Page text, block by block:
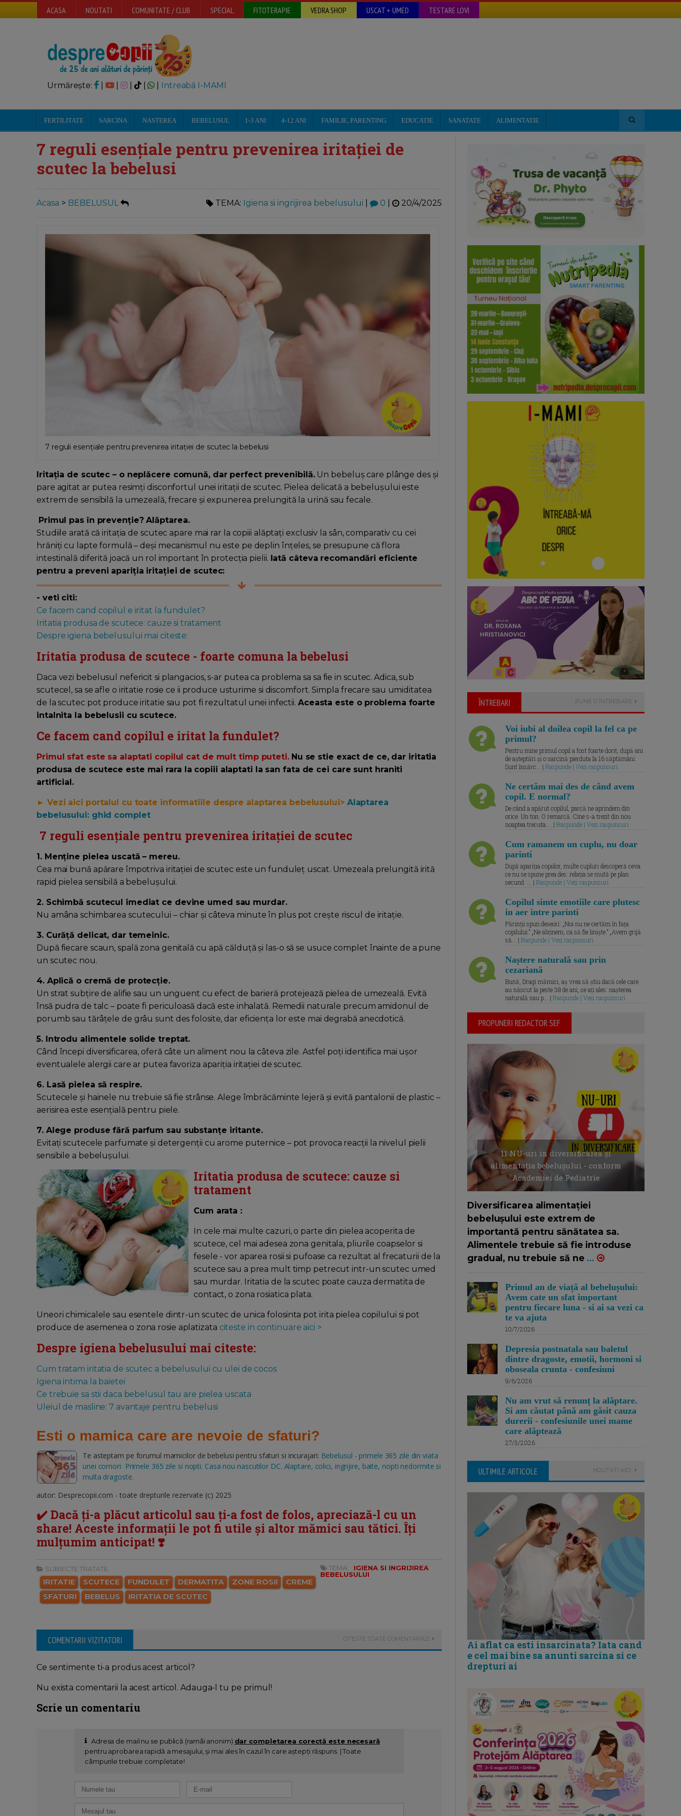
ACASA NOUTATI COMUNITATE / CLUB SPECIAL FITOTERAPIE VEDRA SHOP USCAT + UMED TESTARE LOVI
Urmărește: | | Intreabă I-MAMI
FERTILITATE SARCINA NASTEREA BEBELUSUL 1-3 ANI 4-12 ANI FAMILIE, PARENTING EDUCATIE SANATATE ALIMENTATIE
7 reguli esențiale pentru prevenirea iritației de
scutec la bebelusi
Acasa > BEBELUSUL TEMA: Igiena si ingrijirea bebelusului 0 20/4/2025
7 reguli esențiale pentru prevenirea iritației de scutec la bebelusi
Iritația de scutec – o neplăcere comună, dar perfect prevenibilă.Un bebeluș care plânge des și
pare agitat ar putea resimți disconfortul unei iritații de scutec. Pielea delicată a bebelușului este
extrem de sensibilă la umezeală, frecare și expunerea prelungită la urină sau fecale.
Primul pas în prevenție? Alăptarea.
Studiile arată că iritația de scutec apare mai rar la copiii alăptați exclusiv la sân, comparativ cu cei
hrăniți cu lapte formulă – deși mecanismul nu este pe deplin înțeles, se presupune că flora
intestinală diferită joacă un rol important în protecția pielii. Iată câteva recomandări eficiente
pentru a preveni apariția iritației de scutec:
- veti citi:
Ce facem cand copilul e iritat la fundulet?
Iritatia produsa de scutece: cauze si tratament
Despre igiena bebelusului mai citeste:
Iritatia produsa de scutece - foarte comuna la bebelusi
Daca vezi bebelusul nefericit si plangacios, s-ar putea ca problema sa sa fie in scutec. Adica, sub
scutecel, sa se afle o iritatie rosie ce ii produce usturime si discomfort. Simpla frecare sau umiditatea
de la scutec pot produce iritatie sau pot fi rezultatul unei infectii. Aceasta este o problema foarte
intalnita la bebelusii cu scutece.
Ce facem cand copilul e iritat la fundulet?
Primul sfat este sa alaptati copilul cat de mult timp puteti. Nu se stie exact de ce, dar iritatia
produsa de scutece este mai rara la copiii alaptati la san fata de cei care sunt hraniti
artificial.
► Vezi aici portalul cu toate informatiile despre alaptarea bebelusului> Alaptarea
bebelusului: ghid complet
7 reguli esențiale pentru prevenirea iritației de scutec
1. Menține pielea uscată – mereu.
Cea mai bună apărare împotriva iritației de scutec este un funduleț uscat. Umezeala prelungită irită
rapid pielea sensibilă a bebelușului.
2. Schimbă scutecul imediat ce devine umed sau murdar.
Nu amâna schimbarea scutecului – chiar și câteva minute în plus pot crește riscul de iritație.
3. Curăță delicat, dar temeinic.
După fiecare scaun, spală zona genitală cu apă călduță și las-o să se usuce complet înainte de a pune
un scutec nou.
4. Aplică o cremă de protecție.
Un strat subțire de alifie sau un unguent cu efect de barieră protejează pielea de umezeală. Evită
însă pudra de talc – poate fi periculoasă dacă este inhalată. Remedii naturale precum amidonul de
porumb sau tărâțele de grâu sunt des folosite, dar eficiența lor este mai degrabă anecdotică.
5. Introdu alimentele solide treptat.
Când începi diversificarea, oferă câte un aliment nou la câteva zile. Astfel poți identifica mai ușor
eventualele alergii care ar putea favoriza apariția iritației de scutec.
6. Lasă pielea să respire.
Scutecele și hainele nu trebuie să fie strânse. Alege îmbrăcăminte lejeră și evită pantalonii de plastic –
aerisirea este esențială pentru piele.
7. Alege produse fără parfum sau substanțe iritante.
Evitați scutecele parfumate și detergenții cu arome puternice – pot provoca reacții la nivelul pielii
sensibile a bebelușului.
Iritatia produsa de scutece: cauze si
tratament
Cum arata :
In cele mai multe cazuri, o parte din pielea acoperita de
scutece, cel mai adesea zona genitala, pliurile coapselor si
fesele - vor aparea rosii si pufoase ca rezultat al frecaturii de la
scutece sau a prea mult timp petrecut intr-un scutec umed
sau murdar. Iritatia de la scutec poate cauza dermatita de
contact, o zona rosiatica plata.
Uneori chimicalele sau esentele dintr-un scutec de unica folosinta pot irita pielea copilului si pot
produce de asemenea o zona rosie aplatizata citeste in continuare aici >
Despre igiena bebelusului mai citeste:
Cum tratam iritatia de scutec a bebelusului cu ulei de cocos
Igiena intima la baietei
Ce trebuie sa stii daca bebelusul tau are pielea uscata
Uleiul de masline: 7 avantaje pentru bebelusi
Esti o mamica care are nevoie de sfaturi?
Te asteptam pe forumul mamicilor de bebelusi pentru sfaturi si incurajari: Bebelusul - primele 365 zile din viata
unei comori Primele 365 zile si nopti. Casa nou nascutilor DC. Alaptare, colici, ingrijire, baite, nopti nedormite si
multa dragoste.
autor: Desprecopii.com - toate drepturile rezervate (c) 2025
✔️ Dacă ți-a plăcut articolul sau ți-a fost de folos, apreciază-l cu un
share! Aceste informații le pot fi utile și altor mămici sau tătici. Îți
mulțumim anticipat! ❣️
SUBIECTE TRATATE:
IRITATIE SCUTECE FUNDULET DERMATITA ZONE ROSII
CREME
SFATURI
BEBELUS IRITATIA DE SCUTEC
TEMA:
IGIENA SI INGRIJIREA
BEBELUSULUI
COMENTARII VIZITATORI CITESTE TOATE COMENTARIILE
Ce sentimente ti-a produs acest articol?
Nu exista comentarii la acest articol. Adauga-l tu pe primul!
Scrie un comentariu
Adresa de mail nu se publică (ramâi anonim) dar completarea corectă este necesară
pentru aprobarea rapidă a mesajului, și mai ales în cazul în care aștepți răspuns. | Toate
câmpurile trebuie completate!
ÎNTREBARI PUNE O ÎNTREBARE
Voi iubi al doilea copil la fel ca pe
primul?
Pentru mine primul copil a fost foarte dorit, după ani
de așteptări și o sarcină pierduta la 16 săptămâni.
Sunt însărc... | Raspunde | Vezi raspunsuri
Ne certăm mai des de când avem
copil. E normal?
De când a apărut copilul, parcă ne aprindem din
orice. Un ton. O remarcă. Cine s-a trezit din nou
noaptea trecuta.... | Raspunde | Vezi raspunsuri
Cum ramanem un cuplu, nu doar
parinti
După apariția copiilor, multe cupluri descoperă ceva
ce nu se spune prea des: relația se mută pe plan
secund. ... | Raspunde | Vezi raspunsuri
Copilul simte emotiile care plutesc
in aer intre parinti
Părinții spun deseori: „Noi nu ne certăm în fața
copilului.” „Ne abținem, ca să fie liniște.” „Avem grijă
să... | Raspunde | Vezi raspunsuri
Naștere naturală sau prin
cezariană
Bună, Dragi mămici, aș vrea să știu dacă cele care
au născut la peste 38 de ani, ce ați ales: nașterea
naturală sau p... | Raspunde | Vezi raspunsuri
PROPUNERI REDACTOR SEF
11 NU-uri in diversificarea și
alimentația bebelușului - conform
Academiei de Pediatrie
Diversificarea alimentației
bebelușului este extrem de
importantă pentru sănătatea sa.
Alimentele trebuie să fie introduse
gradual, nu trebuie să ne ...
Primul an de viață al bebelușului:
Avem cate un sfat important
pentru fiecare luna - si ai sa vezi ca
te va ajuta
10/7/2026
Depresia postnatala sau baletul
dintre dragoste, emotii, hormoni si
oboseala crunta - confesiuni
9/6/2026
Nu am vrut să renunț la alăptare.
Si am căutat până am găsit cauza
durerii - confesiunile unei mame
care alăptează
27/3/2026
ULTIMILE ARTICOLE NOUTATI AICI
Ai aflat ca esti insarcinata? Iata cand
e cel mai bine sa anunti sarcina si ce
drepturi ai